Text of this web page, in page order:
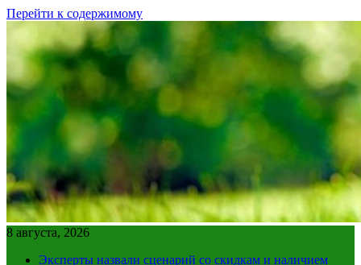
Перейти к содержимому
8 августа, 2026
Эксперты назвали сценарий со скидкам и наличием